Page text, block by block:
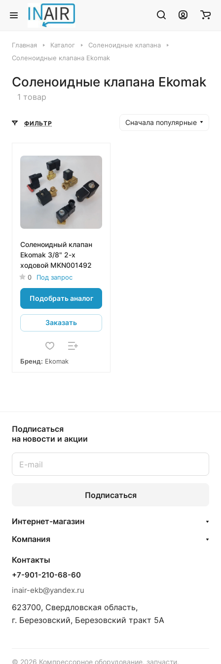
Главная Каталог
Соленоидные клапана
Соленоидные клапана Ekomak
Соленоидные клапана Ekomak
1 товар
ФИЛЬТР Сначала популярные
Соленоидный клапан
Ekomak 3/8" 2-х
ходовой MKN001492
0 Под запрос
Подобрать аналог
Заказать
Бренд: Ekomak
Подписаться
на новости и акции
Подписаться
Интернет-магазин
Компания
Контакты
+7-901-210-68-60
inair-ekb@yandex.ru
623700, Свердловская область,
г. Березовский, Березовский тракт 5А
© 2026 Компрессорное оборудование, запчасти,